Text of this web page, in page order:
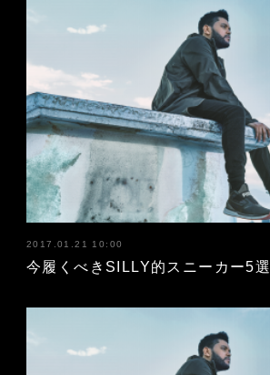
2017.01.21 10:00
今履くべきSILLY的スニーカー5選